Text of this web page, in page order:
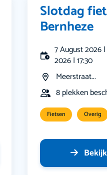
Slotdag
Bernheze
7 August 2026
2026 | 17:30
Meerstraat...
8 plekken
Fietsen Overig